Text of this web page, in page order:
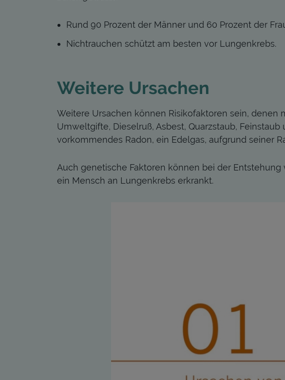
Rund 90 Prozent der Männer und 60 Prozent der
Nichtrauchen schützt am besten vor Lungenkrebs.
Weitere Ursachen
Weitere Ursachen können Risikofaktoren sein, denen
Umweltgifte, Dieselruß, Asbest, Quarzstaub,
vorkommendes Radon, ein Edelgas, aufgrund seiner
Auch genetische Faktoren können bei der
ein Mensch an Lungenkrebs erkrankt.